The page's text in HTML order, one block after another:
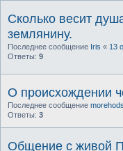
Сколько весит
землянину.
Последнее сообщение Iris « 13
Ответы: 9
О происхождении
Последнее сообщение
Ответы: 3
Общение с живой